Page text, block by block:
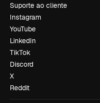
Suporte ao cliente
Instagram
YouTube
LinkedIn
TikTok
Discord
X
Reddit